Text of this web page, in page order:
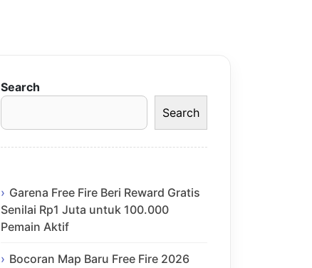
Search
Search
Garena Free Fire Beri Reward Gratis
Senilai Rp1 Juta untuk 100.000
Pemain Aktif
Bocoran Map Baru Free Fire 2026